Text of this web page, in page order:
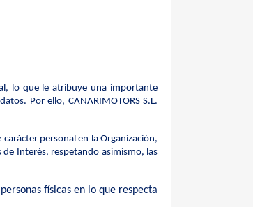
lo que le atribuye una importante
Por ello, CANARIMOTORS S.L.
personal en la Organización,
Interés, respetando asimismo, las
físicas en lo que respecta